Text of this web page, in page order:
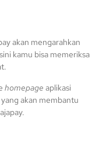
akan mengarahkan
kamu bisa memeriksa
homepage aplikasi
akan membantu